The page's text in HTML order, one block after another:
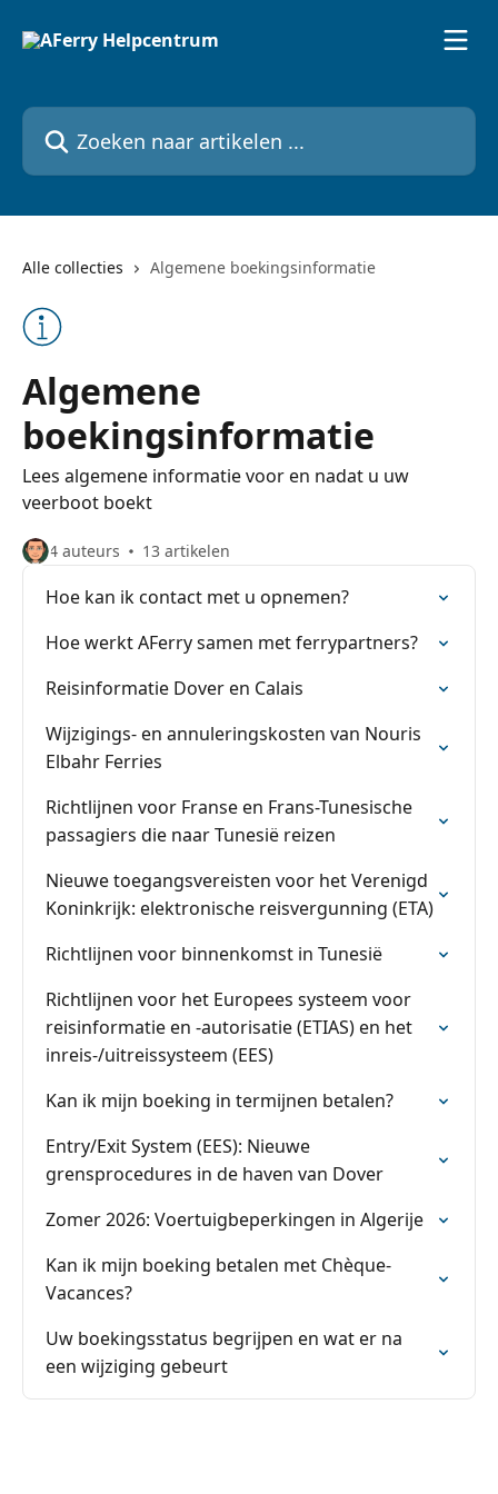
Zoeken naar artikelen ...
Alle collecties Algemene boekingsinformatie
Algemene
boekingsinformatie
Lees algemene informatie voor en nadat u uw
veerboot boekt
4 auteurs 13 artikelen
Hoe kan ik contact met u opnemen?
Hoe werkt AFerry samen met ferrypartners?
Reisinformatie Dover en Calais
Wijzigings- en annuleringskosten van Nouris
Elbahr Ferries
Richtlijnen voor Franse en Frans-Tunesische
passagiers die naar Tunesië reizen
Nieuwe toegangsvereisten voor het Verenigd
Koninkrijk: elektronische reisvergunning (ETA)
Richtlijnen voor binnenkomst in Tunesië
Richtlijnen voor het Europees systeem voor
reisinformatie en -autorisatie (ETIAS) en het
inreis-/uitreissysteem (EES)
Kan ik mijn boeking in termijnen betalen?
Entry/Exit System (EES): Nieuwe
grensprocedures in de haven van Dover
Zomer 2026: Voertuigbeperkingen in Algerije
Kan ik mijn boeking betalen met Chèque-
Vacances?
Uw boekingsstatus begrijpen en wat er na
een wijziging gebeurt